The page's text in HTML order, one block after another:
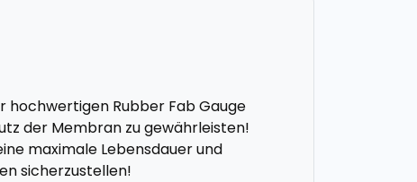
hochwertigen Rubber Fab Gauge
der Membran zu gewährleisten!
maximale Lebensdauer und
sicherzustellen!